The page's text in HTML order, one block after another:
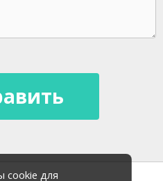
cookie для